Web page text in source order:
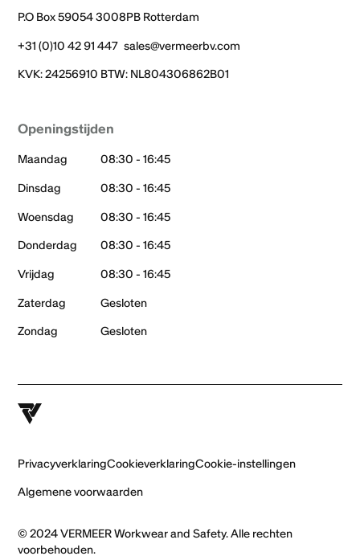
P.O Box 59054 3008PB Rotterdam
+31 (0)10 42 91 447sales@vermeerbv.com
KVK: 24256910 BTW: NL804306862B01
Openingstijden
Maandag
08:30 - 16:45
Dinsdag
08:30 - 16:45
Woensdag
08:30 - 16:45
Donderdag
08:30 - 16:45
Vrijdag
08:30 - 16:45
Zaterdag
Gesloten
Zondag
Gesloten
PrivacyverklaringCookieverklaringCookie-instellingen
Algemene voorwaarden
© 2024 VERMEER Workwear and Safety. Alle rechten
voorbehouden.